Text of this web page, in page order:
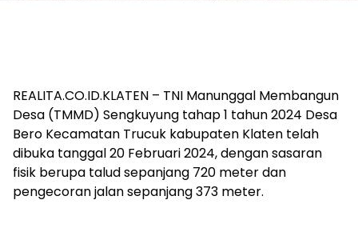
REALITA.CO.ID.KLATEN – TNI Manunggal Membangun
Desa (TMMD) Sengkuyung tahap 1 tahun 2024 Desa
Bero Kecamatan Trucuk kabupaten Klaten telah
dibuka tanggal 20 Februari 2024, dengan sasaran
fisik berupa talud sepanjang 720 meter dan
pengecoran jalan sepanjang 373 meter.